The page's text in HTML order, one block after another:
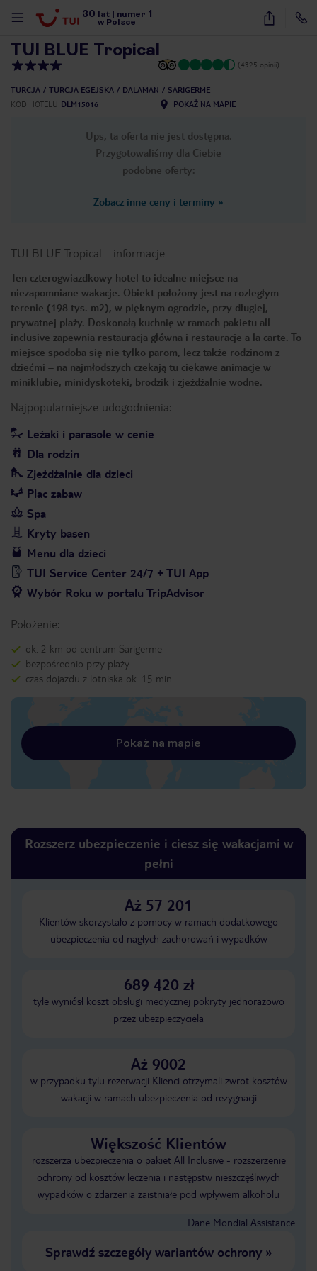
30 lat numer 1
w Polsce
51
TUI BLUE Tropical
(4325 opinii)
TURCJA TURCJA EGEJSKA DALAMAN
SARIGERME
KOD HOTELU DLM15016 POKAŻ NA MAPIE
Ups, ta oferta nie jest dostępna.
Przygotowaliśmy dla Ciebie
podobne oferty:
Zobacz inne ceny i terminy »
TUI BLUE Tropical - informacje
Ten czterogwiazdkowy hotel to idealne miejsce na
niezapomniane wakacje. Obiekt położony jest na rozległym
terenie (198 tys. m2), w pięknym ogrodzie, przy długiej,
prywatnej plaży. Doskonałą kuchnię w ramach pakietu all
inclusive zapewnia restauracja główna i restauracje a la carte. To
miejsce spodoba się nie tylko parom, lecz także rodzinom z
dziećmi – na najmłodszych czekają tu ciekawe animacje w
miniklubie, minidyskoteki, brodzik i zjeżdżalnie wodne.
Najpopularniejsze udogodnienia:
Leżaki i parasole w cenie
Dla rodzin
Zjeżdżalnie dla dzieci
Plac zabaw
Spa
Kryty basen
Menu dla dzieci
TUI Service Center 24/7 + TUI App
Wybór Roku w portalu TripAdvisor
Położenie:
ok. 2 km od centrum Sarigerme
bezpośrednio przy plaży
czas dojazdu z lotniska ok. 15 min
Pokaż na mapie
Rozszerz ubezpieczenie i ciesz się wakacjami w
pełni
Aż 57 201
Klientów skorzystało z pomocy w ramach dodatkowego
ubezpieczenia od nagłych zachorowań i wypadków
689 420 zł
tyle wyniósł koszt obsługi medycznej pokryty jednorazowo
przez ubezpieczyciela
Aż 9002
w przypadku tylu rezerwacji Klienci otrzymali zwrot kosztów
wakacji w ramach ubezpieczenia od rezygnacji
Większość Klientów
rozszerza ubezpieczenia o pakiet All Inclusive - rozszerzenie
ochrony od kosztów leczenia i następstw nieszczęśliwych
wypadków o zdarzenia zaistniałe pod wpływem alkoholu
Dane Mondial Assistance
Sprawdź szczegóły wariantów ochrony»